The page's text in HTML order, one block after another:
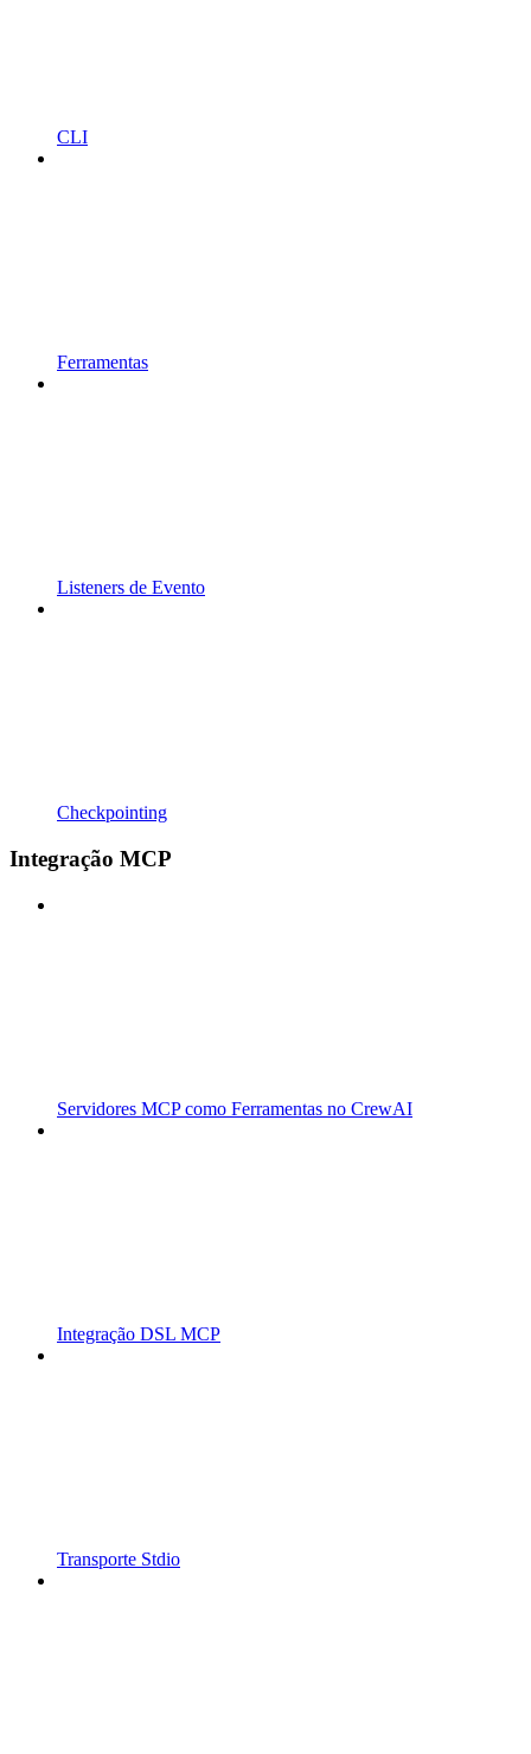
CLI
Ferramentas
Listeners de Evento
Checkpointing
Integração MCP
Servidores MCP como Ferramentas no CrewAI
Integração DSL MCP
Transporte Stdio